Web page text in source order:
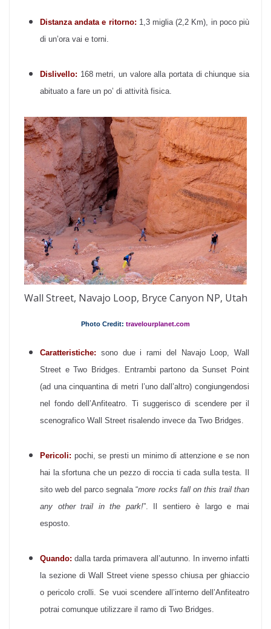
Distanza andata e ritorno: 1,3 miglia (2,2 Km), in poco più
di un’ora vai e torni.
Dislivello: 168 metri, un valore alla portata di chiunque sia
abituato a fare un po’ di attività fisica.
Wall Street, Navajo Loop, Bryce Canyon NP, Utah
Photo Credit: travelourplanet.com
Caratteristiche: sono due i rami del Navajo Loop, Wall
Street e Two Bridges. Entrambi partono da Sunset Point
(ad una cinquantina di metri l’uno dall’altro) congiungendosi
nel fondo dell’Anfiteatro. Ti suggerisco di scendere per il
scenografico Wall Street risalendo invece da Two Bridges.
Pericoli: pochi, se presti un minimo di attenzione e se non
hai la sfortuna che un pezzo di roccia ti cada sulla testa. Il
sito web del parco segnala “more rocks fall on this trail than
any other trail in the park!”. Il sentiero è largo e mai
esposto.
Quando: dalla tarda primavera all’autunno. In inverno infatti
la sezione di Wall Street viene spesso chiusa per ghiaccio
o pericolo crolli. Se vuoi scendere all’interno dell’Anfiteatro
potrai comunque utilizzare il ramo di Two Bridges.